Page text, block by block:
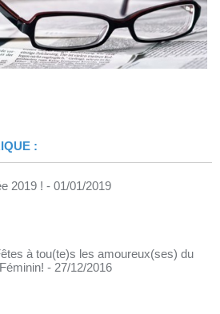
:
2019 ! - 01/01/2019
à tou(te)s les amoureux(ses) du
- 27/12/2016